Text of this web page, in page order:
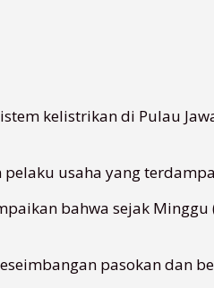
kelistrikan di Pulau
usaha yang
bahwa sejak
pasokan dan